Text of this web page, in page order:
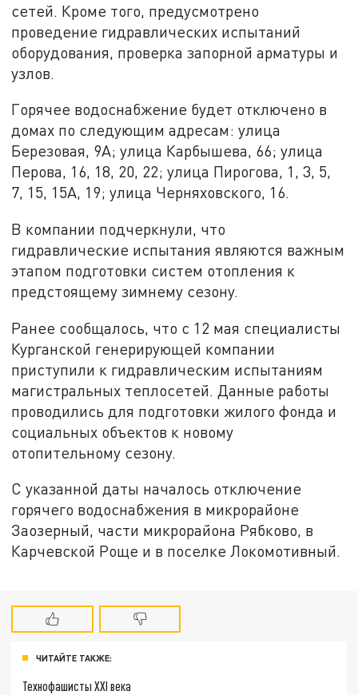
сетей. Кроме того, предусмотрено
проведение гидравлических испытаний
оборудования, проверка запорной арматуры и
узлов.
Горячее водоснабжение будет отключено в
домах по следующим адресам: улица
Березовая, 9А; улица Карбышева, 66; улица
Перова, 16, 18, 20, 22; улица Пирогова, 1, 3, 5,
7, 15, 15А, 19; улица Черняховского, 16.
В компании подчеркнули, что
гидравлические испытания являются важным
этапом подготовки систем отопления к
предстоящему зимнему сезону.
Ранее сообщалось, что с 12 мая специалисты
Курганской генерирующей компании
приступили к гидравлическим испытаниям
магистральных теплосетей. Данные работы
проводились для подготовки жилого фонда и
социальных объектов к новому
отопительному сезону.
С указанной даты началось отключение
горячего водоснабжения в микрорайоне
Заозерный, части микрорайона Рябково, в
Карчевской Роще и в поселке Локомотивный.
ЧИТАЙТЕ ТАКЖЕ:
Технофашисты XXI века